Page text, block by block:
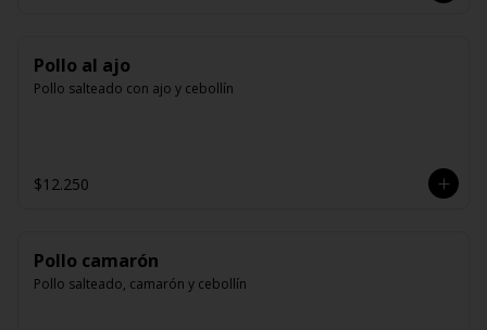
Pollo al ajo
Pollo salteado con ajo y cebollín
$12.250
Pollo camarón
Pollo salteado, camarón y cebollín